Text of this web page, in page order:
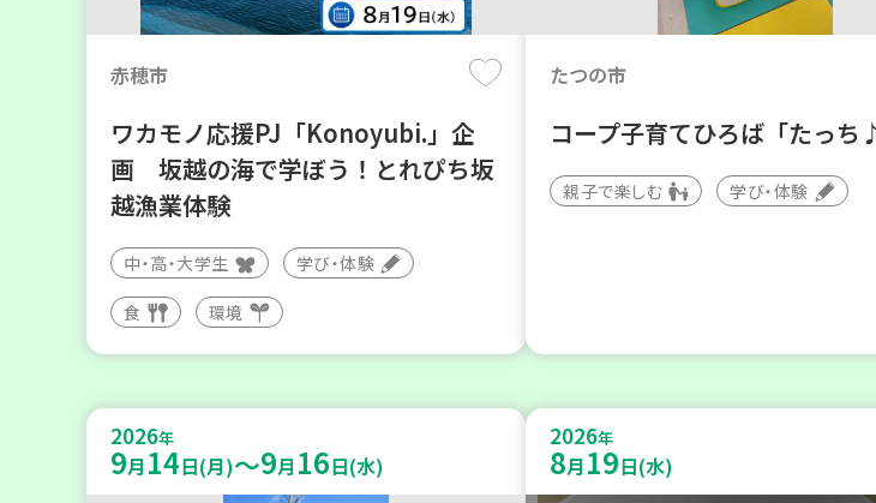
赤穂市
ワカモノ応援PJ「Konoyubi.」企
画 坂越の海で学ぼう！とれぴち坂
越漁業体験
中・高・大学生 学び・体験
食 環境
たつの市
コープ子育てひろば「たっち
親子で楽しむ 学び・体験
2026年
9月 14日(月)～9月 16日(水)
2026年
8月 19日(水)